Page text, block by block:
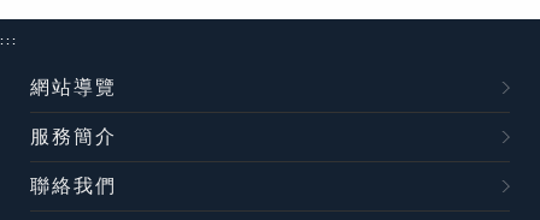
:::
網站導覽
服務簡介
聯絡我們